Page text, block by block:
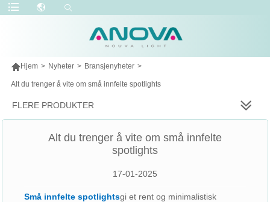
Hjem > Nyheter > Bransjenyheter >
Alt du trenger å vite om små innfelte spotlights
FLERE PRODUKTER
Alt du trenger å vite om små innfelte
spotlights
17-01-2025
Små innfelte spotlightsgi et rent og minimalistisk